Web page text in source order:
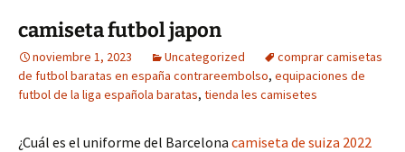
camiseta futbol japon
noviembre 1, 2023 Uncategorized
comprar camisetas
de futbol baratas en españa contrareembolso, equipaciones de
futbol de la liga española baratas, tienda les camisetes
¿Cuál es el uniforme del Barcelona camiseta de suiza 2022